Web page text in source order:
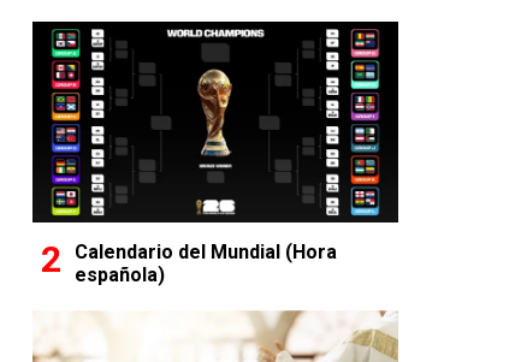
Calendario del Mundial (Hora
española)